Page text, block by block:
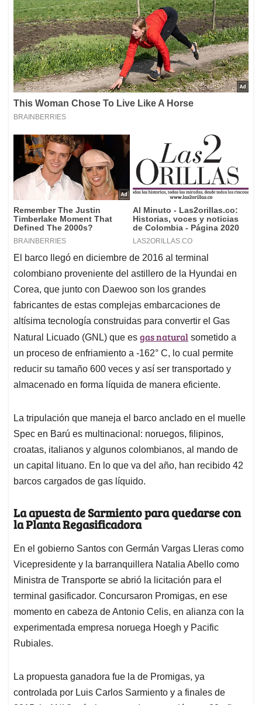
El barco llegó en diciembre de 2016 al terminal
colombiano proveniente del astillero de la Hyundai en
Corea, que junto con Daewoo son los grandes
fabricantes de estas complejas embarcaciones de
altísima tecnología construidas para convertir el Gas
Natural Licuado (GNL) que es gas natural sometido a
un proceso de enfriamiento a -162° C, lo cual permite
reducir su tamaño 600 veces y así ser transportado y
almacenado en forma líquida de manera eficiente.
La tripulación que maneja el barco anclado en el muelle
Spec en Barú es multinacional: noruegos, filipinos,
croatas, italianos y algunos colombianos, al mando de
un capital lituano. En lo que va del año, han recibido 42
barcos cargados de gas líquido.
La apuesta de Sarmiento para quedarse con
la Planta Regasificadora
En el gobierno Santos con Germán Vargas Lleras como
Vicepresidente y la barranquillera Natalia Abello como
Ministra de Transporte se abrió la licitación para el
terminal gasificador. Concursaron Promigas, en ese
momento en cabeza de Antonio Celis, en alianza con la
experimentada empresa noruega Hoegh y Pacific
Rubiales.​
La propuesta ganadora fue la de Promigas, ya
controlada por ​Luis Carlos Sarmiento y a finales de